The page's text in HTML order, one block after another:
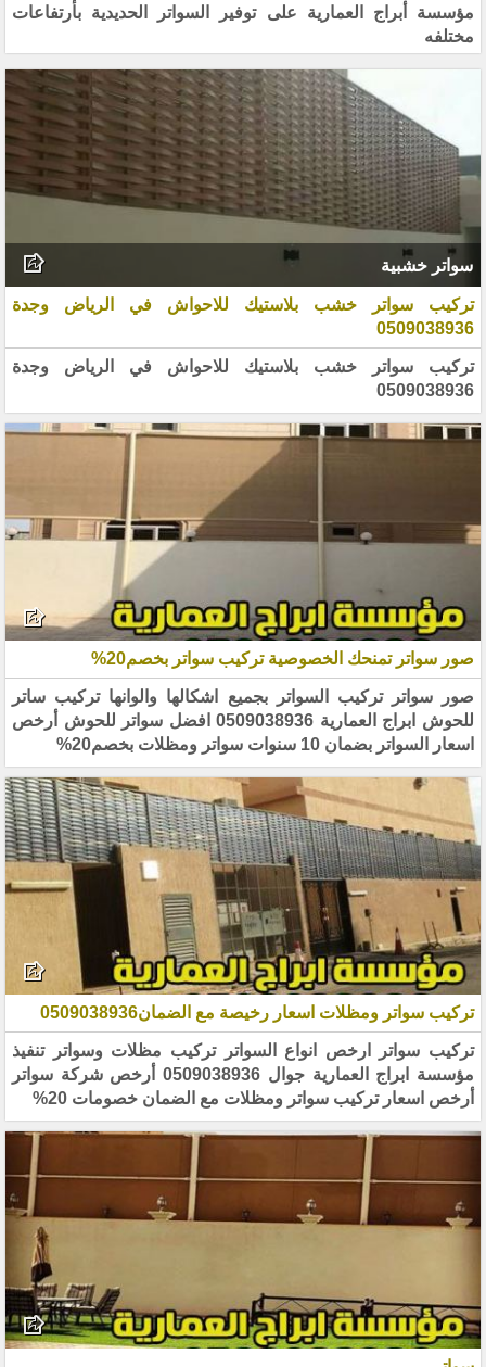
مؤسسة أبراج العمارية على توفير السواتر الحديدية بأرتفاعات
مختلفه
سواتر خشبية
تركيب سواتر خشب بلاستيك للاحواش في الرياض وجدة
0509038936
تركيب سواتر خشب بلاستيك للاحواش في الرياض وجدة
0509038936
صور سواتر تمنحك الخصوصية تركيب سواتر بخصم20%
صور سواتر تركيب السواتر بجميع اشكالها والوانها تركيب ساتر
للحوش ابراج العمارية 0509038936 افضل سواتر للحوش أرخص
اسعار السواتر بضمان 10 سنوات سواتر ومظلات بخصم20%
تركيب سواتر ومظلات اسعار رخيصة مع الضمان0509038936
تركيب سواتر ارخص انواع السواتر تركيب مظلات وسواتر تنفيذ
مؤسسة ابراج العمارية جوال 0509038936 أرخص شركة سواتر
أرخص اسعار تركيب سواتر ومظلات مع الضمان خصومات 20%